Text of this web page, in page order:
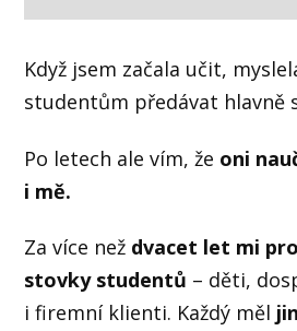
Když jsem začala učit,
studentům předávat hlavně
Po letech ale vím, že oni
i mě.
Za více než dvacet let mi
stovky studentů – děti,
i firemní klienti. Každý měl